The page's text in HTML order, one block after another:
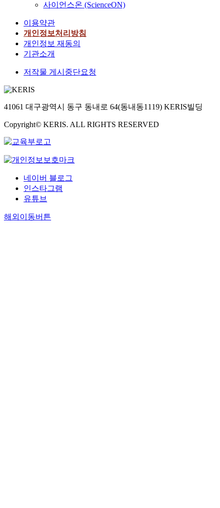
사이언스온 (ScienceON)
이용약관
개인정보처리방침
개인정보 재동의
기관소개
저작물 게시중단요청
41061 대구광역시 동구 동내로 64(동내동1119) KERIS빌딩
Copyright© KERIS. ALL RIGHTS RESERVED
네이버 블로그
인스타그램
유튜브
해외이동버튼